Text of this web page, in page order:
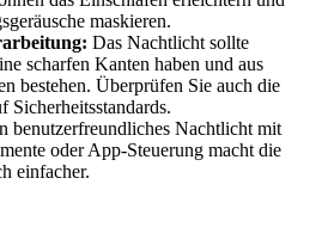
maskieren.
Das Nachtlicht sollte
scharfen Kanten haben und aus
bestehen. Überprüfen Sie auch die
Sicherheitsstandards.
benutzerfreundliches Nachtlicht mit
oder App-Steuerung macht die
einfacher.